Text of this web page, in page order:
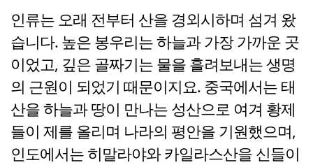
인류는 오래 전부터 산을 경외시하며 섬겨 왔
습니다. 높은 봉우리는 하늘과 가장 가까운 곳
이었고, 깊은 골짜기는 물을 흘려보내는 생명
의 근원이 되었기 때문이지요. 중국에서는 태
산을 하늘과 땅이 만나는 성산으로 여겨 황제
들이 제를 올리며 나라의 평안을 기원했으며,
인도에서는 히말라야와 카일라스산을 신들이